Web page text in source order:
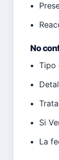
No
Tipo
Si
La